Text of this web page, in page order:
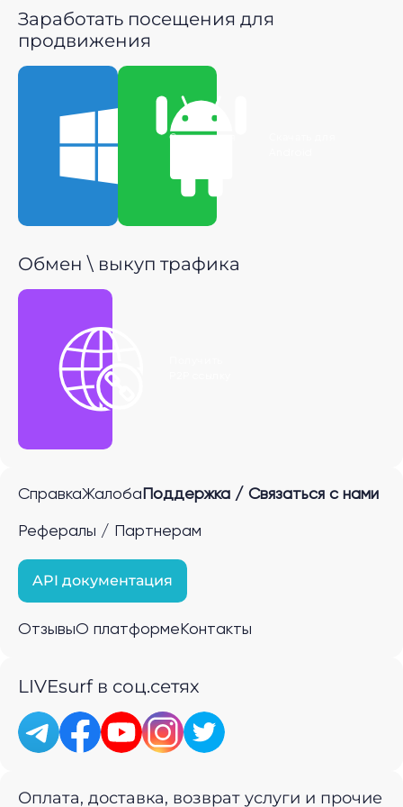
Заработать посещения для
продвижения
Скачать для
Обмен \ выкуп трафика
СправкаЖалоба Поддержка / Связаться с нами
Рефералы / Партнерам
API документация
ОтзывыО платформе Контакты
LIVEsurf в соц.сетях
Оплата, доставка, возврат услуги и прочие